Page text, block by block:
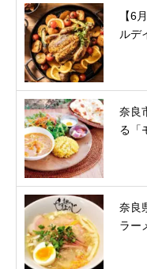
【6
ルデ
奈良
る「
奈良
ラー